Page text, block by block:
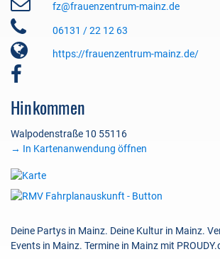
fz@frauenzentrum-mainz.de
06131 / 22 12 63
https://frauenzentrum-mainz.de/
Hinkommen
Walpodenstraße 10 55116
→ In Kartenanwendung öffnen
Deine Partys in Mainz. Deine Kultur in Mainz.
Events in Mainz. Termine in Mainz mit